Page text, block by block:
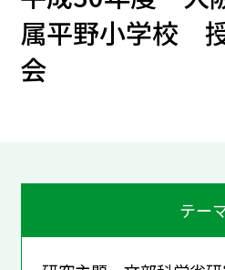
属平野小学校
会
テー